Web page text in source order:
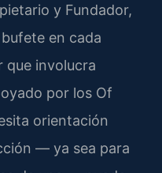
y Fundador,
en cada
que involucra
por los Of
orientación
— ya sea para